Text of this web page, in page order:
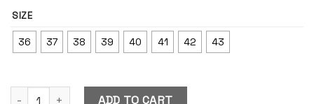
SIZE
36 37 38 39 40 41 42 43
Lemmy Forest quantityADD TO CART